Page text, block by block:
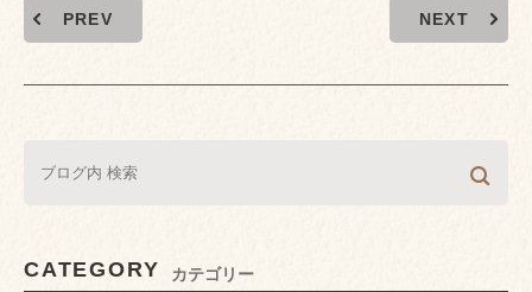
PREV NEXT
CATEGORY カテゴリー